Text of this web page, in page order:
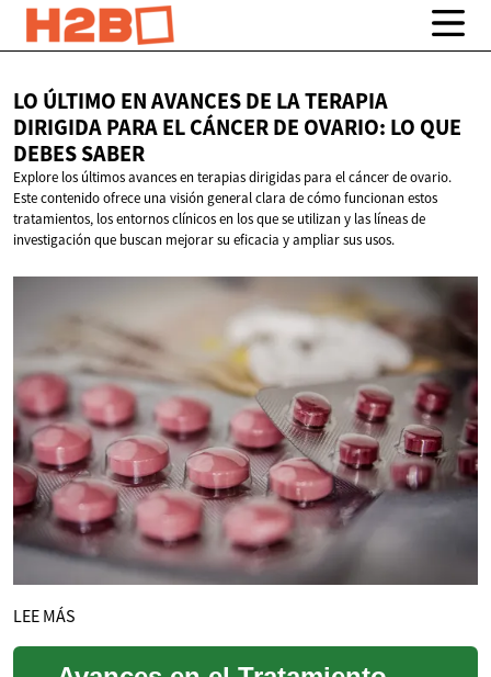
LO ÚLTIMO EN AVANCES DE LA TERAPIA
DIRIGIDA PARA EL CÁNCER DE OVARIO: LO QUE
DEBES SABER
Explore los últimos avances en terapias dirigidas para el cáncer de ovario.
Este contenido ofrece una visión general clara de cómo funcionan estos
tratamientos, los entornos clínicos en los que se utilizan y las líneas de
investigación que buscan mejorar su eficacia y ampliar sus usos.
LEE MÁS